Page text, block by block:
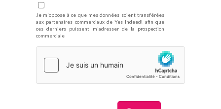
Je m'oppose à ce que mes données soient transférées
aux partenaires commerciaux de Yes Indeed! afin que
ces derniers puissent m'adresser de la prospection
commerciale